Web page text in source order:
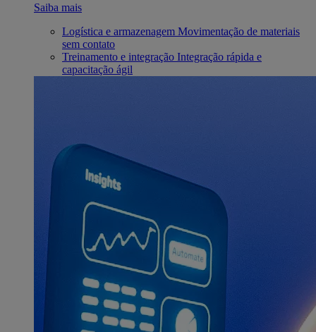
Saiba mais
Logística e armazenagem Movimentação de materiais
sem contato
Treinamento e integração Integração rápida e
capacitação ágil